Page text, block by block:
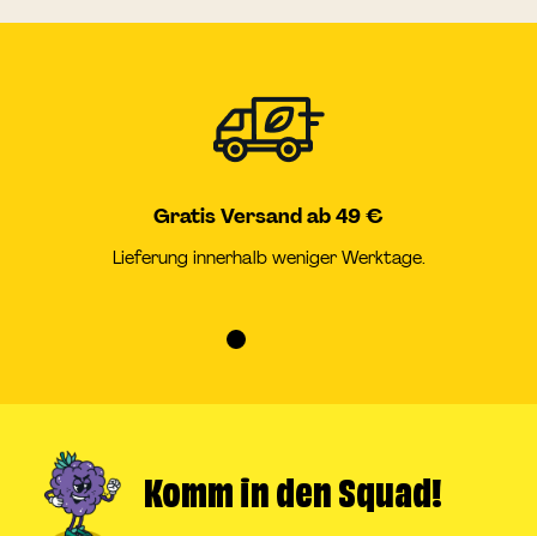
Gratis Versand ab 49 €
Lieferung innerhalb weniger Werktage.
Zur
Komm in den Squad!